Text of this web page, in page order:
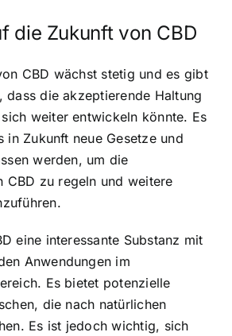
die Zukunft von CBD
CBD wächst stetig und es gibt
dass die akzeptierende Haltung
weiter entwickeln könnte. Es
in Zukunft neue Gesetze und
werden, um die
CBD zu regeln und weitere
eine interessante Substanz mit
Anwendungen im
Es bietet potenzielle
die nach natürlichen
Es ist jedoch wichtig, sich